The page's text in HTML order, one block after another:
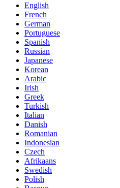
English
French
German
Portuguese
Spanish
Russian
Japanese
Korean
Arabic
Irish
Greek
Turkish
Italian
Danish
Romanian
Indonesian
Czech
Afrikaans
Swedish
Polish